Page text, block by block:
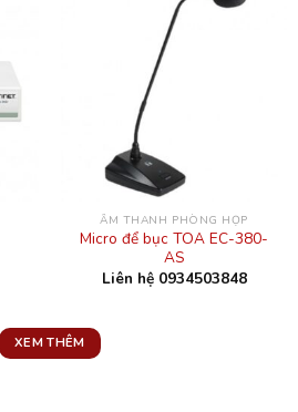
ÂM THANH PHÒNG HỌP
Micro để bục TOA EC-380-
AS
Liên hệ 0934503848
XEM THÊM